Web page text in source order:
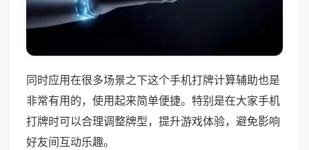
同时应用在很多场景之下这个手机打牌计算辅助也是
非常有用的，使用起来简单便捷。特别是在大家手机
打牌时可以合理调整牌型，提升游戏体验，避免影响
好友间互动乐趣。